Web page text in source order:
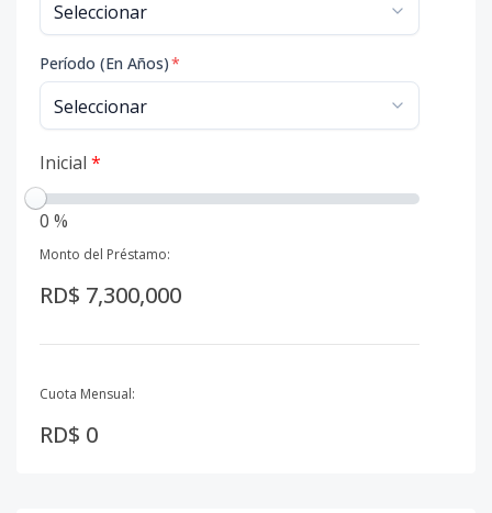
Período (En Años)*
Inicial *
0 %
Monto del Préstamo:
RD$ 7,300,000
Cuota Mensual:
RD$ 0